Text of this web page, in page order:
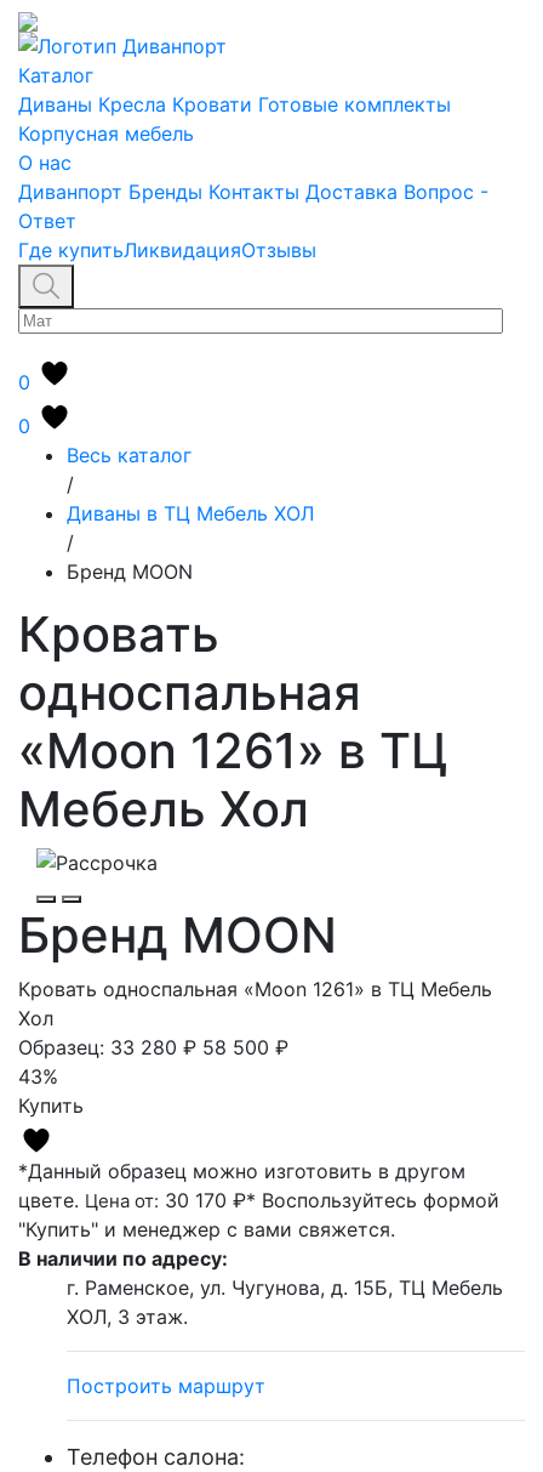
Каталог
Диваны Кресла Кровати Готовые комплекты
Корпусная мебель
О нас
Диванпорт Бренды Контакты Доставка Вопрос -
Ответ
Где купитьЛиквидацияОтзывы
0
0
Весь каталог
/
Диваны в ТЦ Мебель ХОЛ
/
Бренд MOON
Кровать
односпальная
«Moon 1261» в ТЦ
Мебель Хол
Бренд MOON
Кровать односпальная «Moon 1261» в ТЦ Мебель
Хол
Образец: 33 280 ₽ 58 500 ₽
43%
Купить
*Данный образец можно изготовить в другом
цвете. Цена от: 30 170 ₽* Воспользуйтесь формой
"Купить" и менеджер с вами свяжется.
В наличии по адресу:
г. Раменское, ул. Чугунова, д. 15Б, ТЦ Мебель
ХОЛ, 3 этаж.
Построить маршрут
Телефон салона: